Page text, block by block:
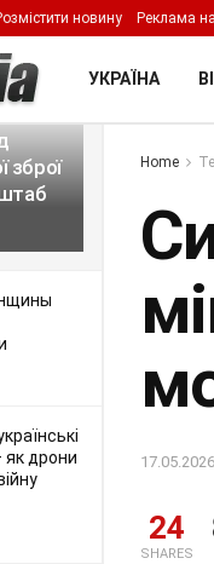
Filter
зброї
як дрони
новину Реклама
УКРАЇНА
Home
17.05.2026
24
SHARES